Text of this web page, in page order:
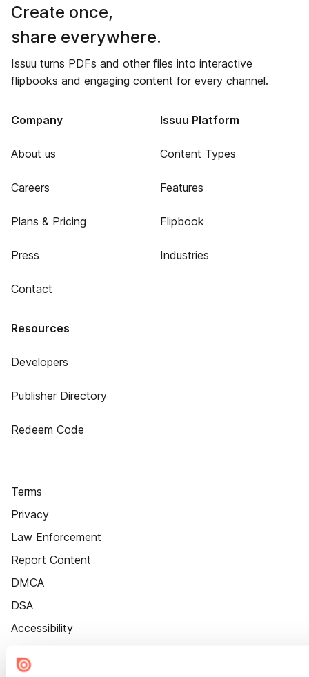
Create once,
share everywhere.
Issuu turns PDFs and other files into interactive
flipbooks and engaging content for every channel.
Company
About us
Careers
Plans & Pricing
Press
Contact
Issuu Platform
Content Types
Features
Flipbook
Industries
Resources
Developers
Publisher Directory
Redeem Code
Terms
Privacy
Law Enforcement
Report Content
DMCA
DSA
Accessibility